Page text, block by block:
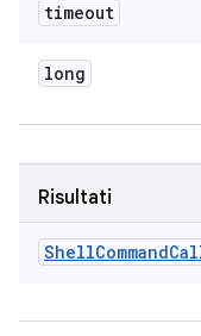
timeout
long
Risultati
ShellCommand